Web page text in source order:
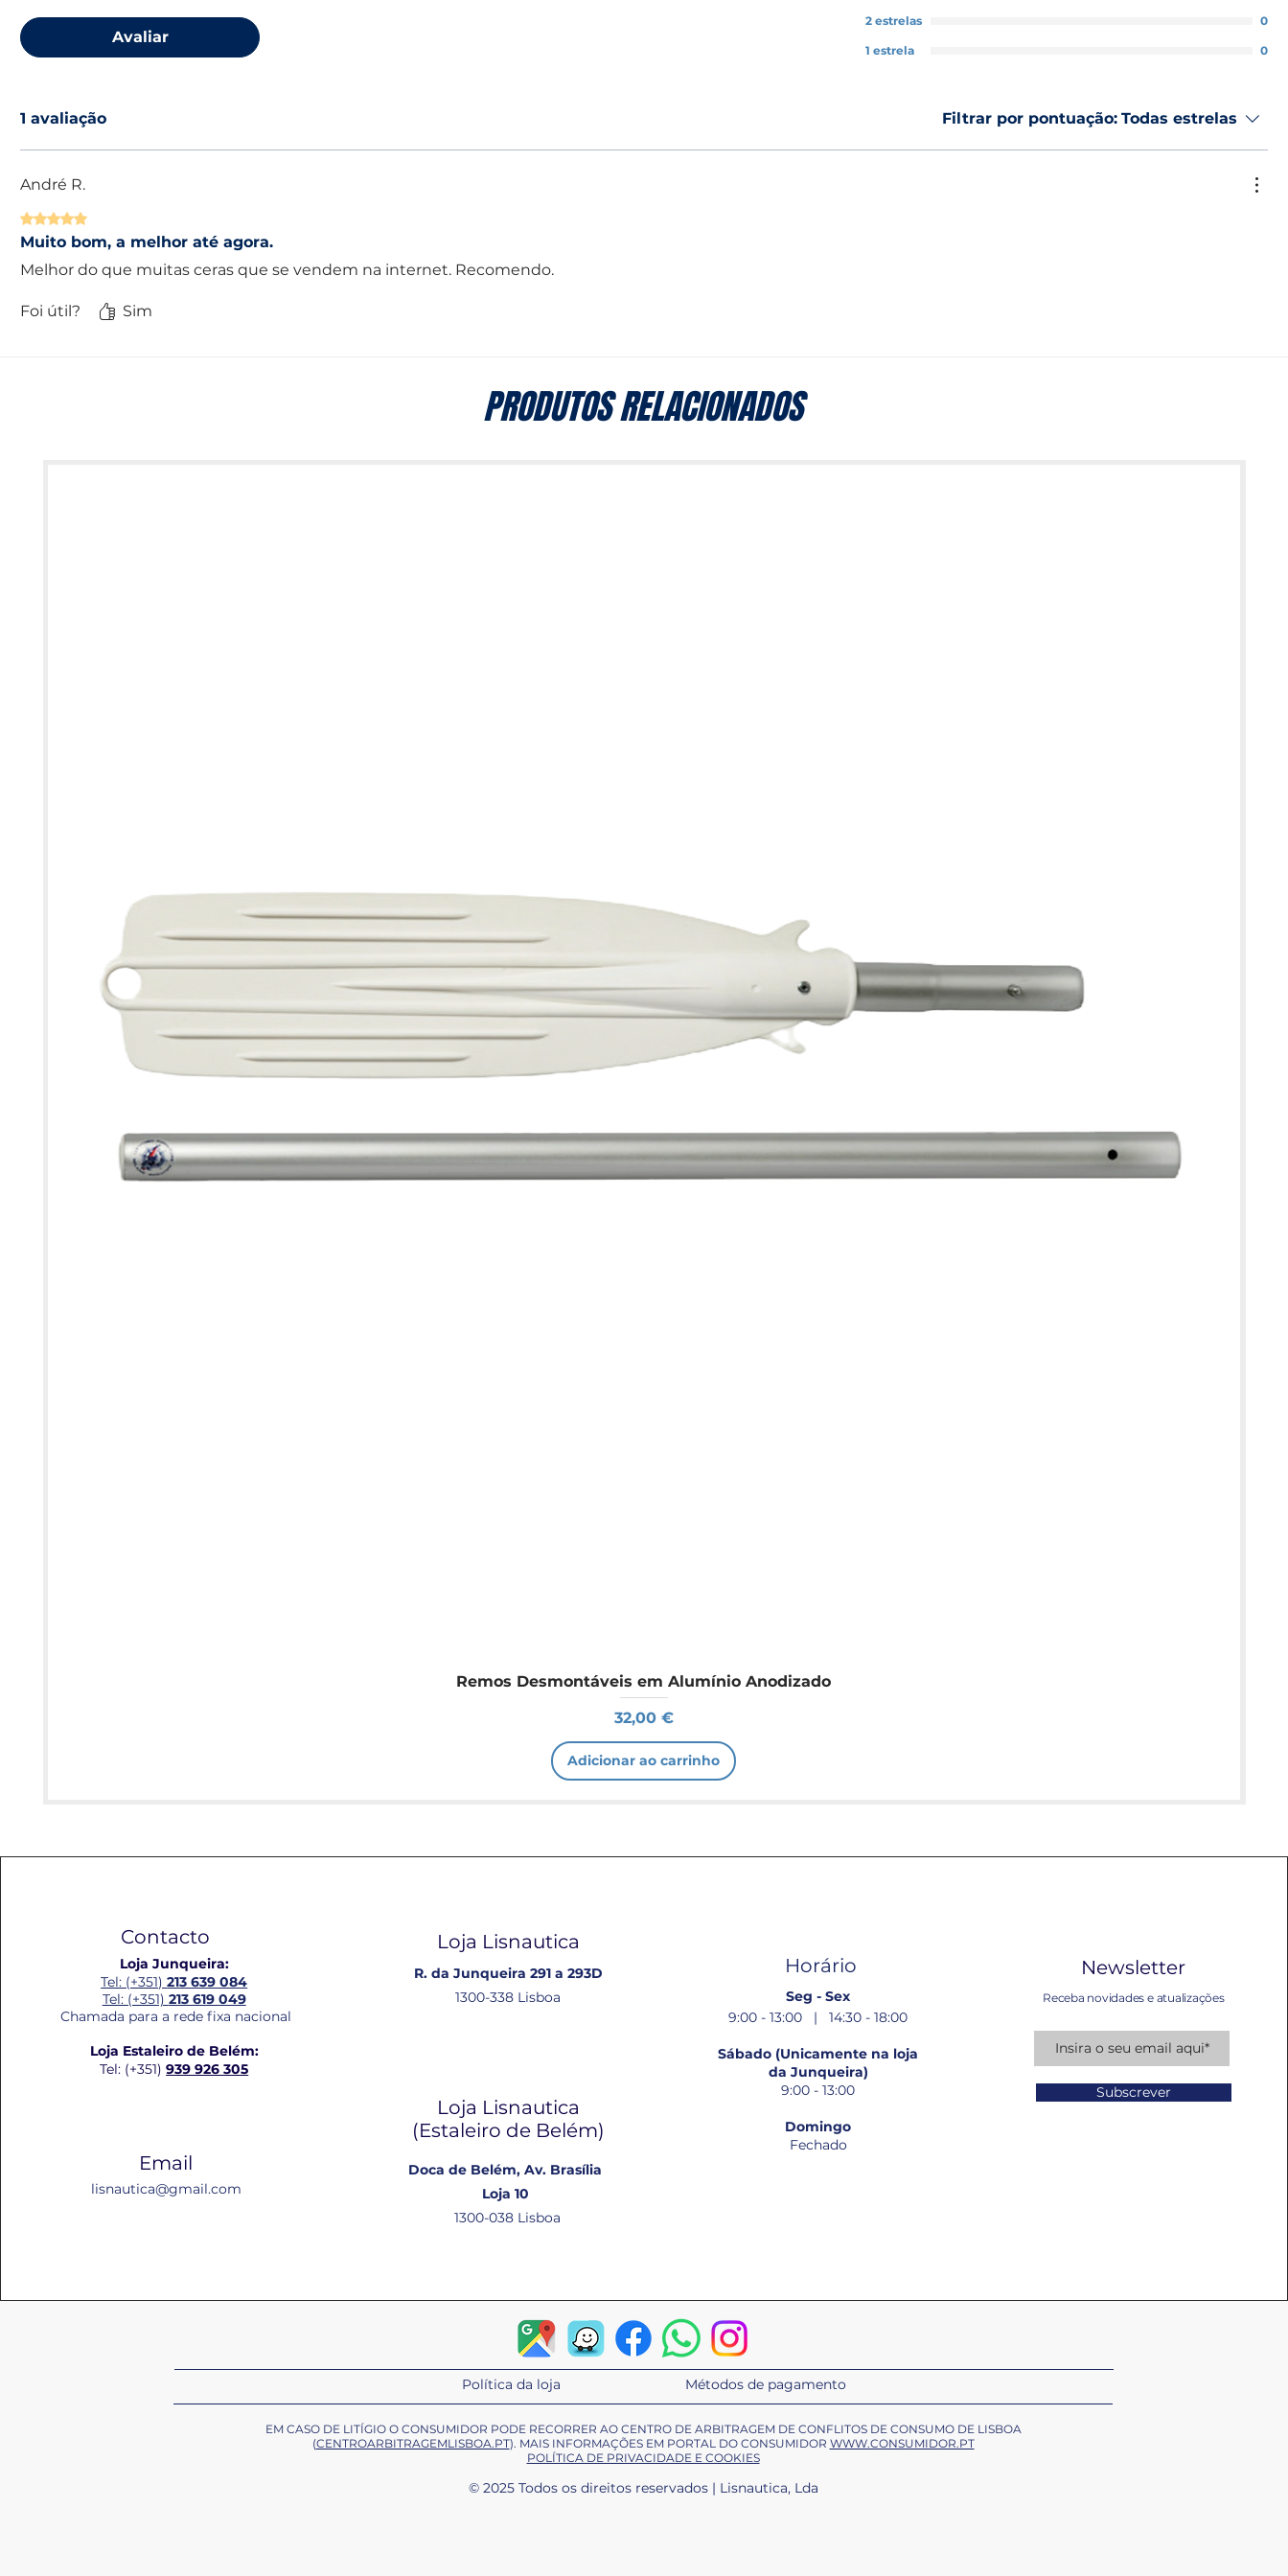
Deixar curar completamente
uniformizar o acabamento ou reaplicar o produto em zonas irregulares
Avaliar
2 estrelas 0
1 estrela 0
1 avaliação Filtrar por pontuação: Todas estrelas
André R.
Rated 5 out of 5 stars.
Muito bom, a melhor até agora.
Melhor do que muitas ceras que se vendem na internet. Recomendo.
Foi útil? Sim
PRODUTOS RELACIONADOS
Remos Desmontáveis em Alumínio Anodizado
Preço
32,00 €
Adicionar ao carrinho
Contacto
Loja Junqueira:
Tel: (+351)213 639 084
Tel: (+351) 213 619 049
Chamada para a rede fixa nacional
Loja Estaleiro de Belém:
Tel: (+351)939 926 305
Email
lisnautica@gmail.com
Loja Lisnautica
R. da Junqueira 291 a 293D
1300-338 Lisboa
Loja Lisnautica
(Estaleiro de Belém​)
Doca de Belém, Av. Brasília
Loja 10
1300-038 Lisboa
Horário
Seg - Sex
9:00 - 13:00 | 14:30 - 18:00
Sábado (Unicamente na loja
da Junqueira)
9:00 - 13:00
Domingo
Fechado
Newsletter
Receba novidades e atualizações
Subscrever
Política da loja Métodos de pagamento
EM CASO DE LITÍGIO O CONSUMIDOR PODE RECORRER AO CENTRO DE ARBITRAGEM DE CONFLITOS DE CONSUMO DE LISBOA
(CENTROARBITRAGEMLISBOA.PT). MAIS INFORMAÇÕES EM PORTAL DO CONSUMIDOR WWW.CONSUMIDOR.PT
POLÍTICA DE PRIVACIDADE E COOKIES
© 2025 Todos os direitos reservados | Lisnautica, Lda